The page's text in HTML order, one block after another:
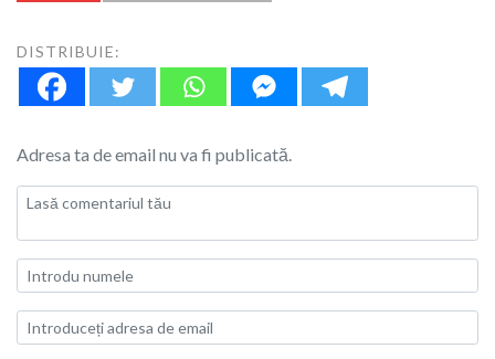
DISTRIBUIE:
Adresa ta de email nu va fi publicată.